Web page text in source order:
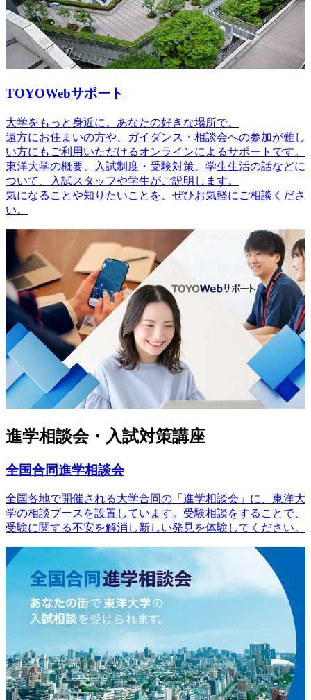
TOYOWebサポート
大学をもっと身近に。あなたの好きな場所で。
遠方にお住まいの方や、ガイダンス・相談会への参加が難し
い方にもご利用いただけるオンラインによるサポートです。
東洋大学の概要、入試制度・受験対策、学生生活の話などに
ついて、入試スタッフや学生がご説明します。
気になることや知りたいことを、ぜひお気軽にご相談くださ
い。
進学相談会・入試対策講座
全国合同進学相談会
全国各地で開催される大学合同の「進学相談会」に、東洋大
学の相談ブースを設置しています。受験相談をすることで、
受験に関する不安を解消し新しい発見を体験してください。